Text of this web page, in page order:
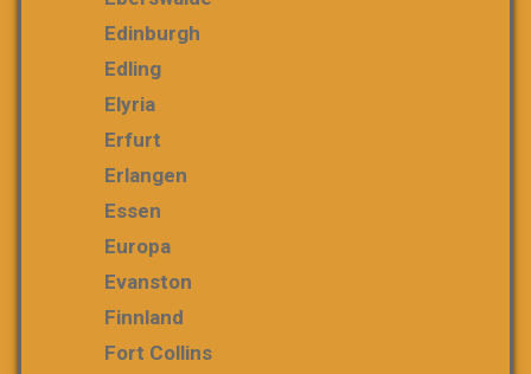
Edinburgh
Edling
Elyria
Erfurt
Erlangen
Essen
Europa
Evanston
Finnland
Fort Collins